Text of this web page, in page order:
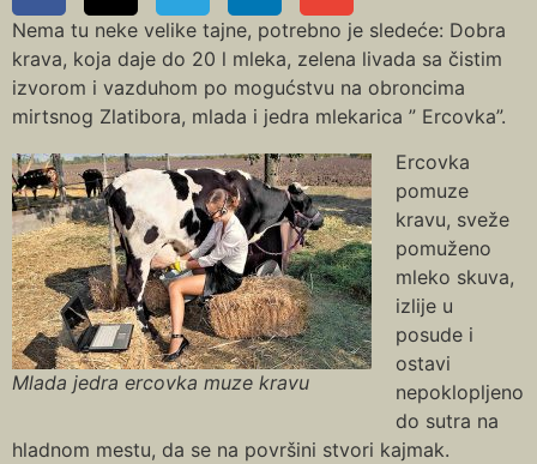
Nema tu neke velike tajne, potrebno je sledeće: Dobra
krava, koja daje do 20 l mleka, zelena livada sa čistim
izvorom i vazduhom po mogućstvu na obroncima
mirtsnog Zlatibora, mlada i jedra mlekarica ” Ercovka”.
Mlada jedra ercovka muze kravu
Ercovka
pomuze
kravu, sveže
pomuženo
mleko skuva,
izlije u
posude i
ostavi
nepoklopljeno
do sutra na
hladnom mestu, da se na površini stvori kajmak.